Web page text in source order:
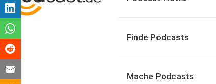
Finde Podcasts
Mache Podcasts